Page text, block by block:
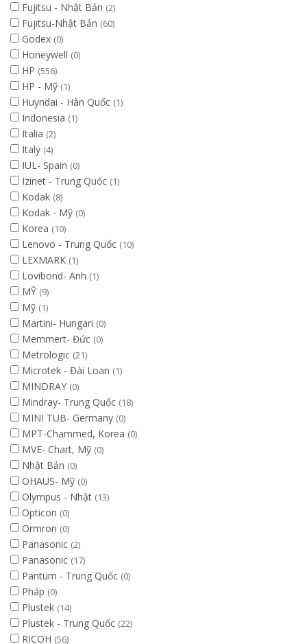
Fujitsu - Nhật Bản (2)
Fujitsu-Nhật Bản (60)
Godex (0)
Honeywell (0)
HP (556)
HP - Mỹ (1)
Huyndai - Hàn Quốc (1)
Indonesia (1)
Italia (2)
Italy (4)
IUL- Spain (0)
Izinet - Trung Quốc (1)
Kodak (8)
Kodak - Mỹ (0)
Korea (10)
Lenovo - Trung Quốc (10)
LEXMARK (1)
Lovibond- Anh (1)
MỸ (9)
Mỹ (1)
Martini- Hungari (0)
Memmert- Đức (0)
Metrologic (21)
Microtek - Đài Loan (1)
MINDRAY (0)
Mindray- Trung Quốc (18)
MINI TUB- Germany (0)
MPT-Chammed, Korea (0)
MVE- Chart, Mỹ (0)
Nhật Bản (0)
OHAUS- Mỹ (0)
Olympus - Nhật (13)
Opticon (0)
Ormron (0)
Panasonic (2)
Panasonic (17)
Pantum - Trung Quốc (0)
Pháp (0)
Plustek (14)
Plustek - Trung Quốc (22)
RICOH (56)